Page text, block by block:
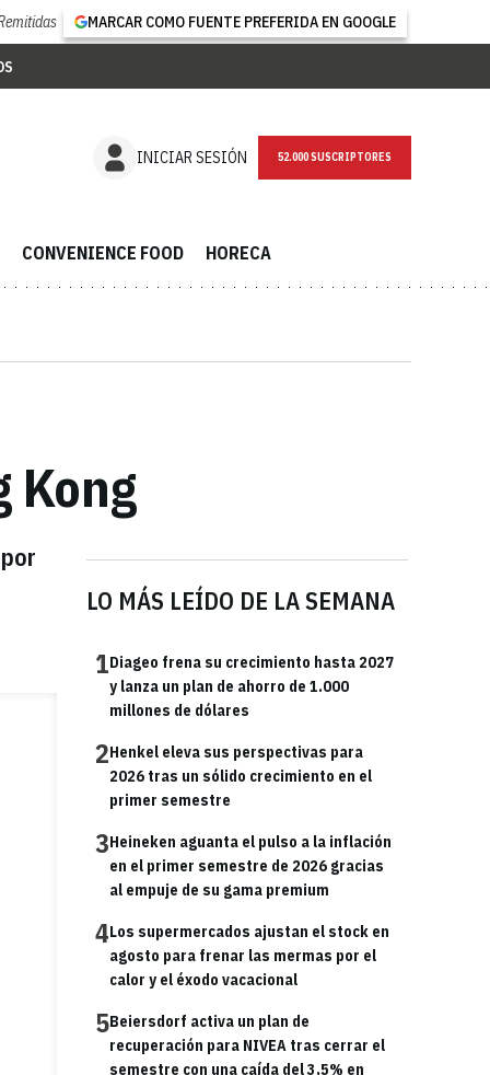
MARCAR COMO FUENTE PREFERIDA EN GOOGLE
INICIAR SESIÓN NEWSLETTER
CONVENIENCE FOOD HORECA
Kong
LO MÁS LEÍDO DE LA SEMANA
1Diageo frena su crecimiento hasta 2027
y lanza un plan de ahorro de 1.000
millones de dólares
2Henkel eleva sus perspectivas para
2026 tras un sólido crecimiento en el
primer semestre
3Heineken aguanta el pulso a la inflación
en el primer semestre de 2026 gracias
al empuje de su gama premium
4Los supermercados ajustan el stock en
agosto para frenar las mermas por el
calor y el éxodo vacacional
5Beiersdorf activa un plan de
recuperación para NIVEA tras cerrar el
semestre con una caída del 3,5% en